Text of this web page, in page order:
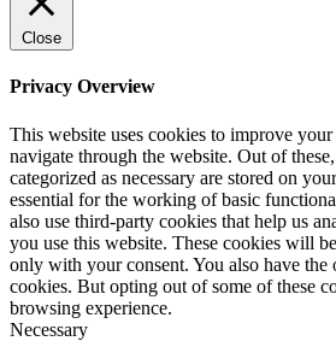
Close
Privacy Overview
This website uses cookies to improve
navigate through the website. Out of
categorized as necessary are stored on
essential for the working of basic
also use third-party cookies that help us
you use this website. These cookies will
only with your consent. You also have the
cookies. But opting out of some of these
browsing experience.
Necessary